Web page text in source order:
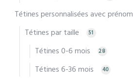
Tétines personnalisées avec prénom
Tétines par taille 51
Tétines 0-6 mois 28
Tétines 6-36 mois 40